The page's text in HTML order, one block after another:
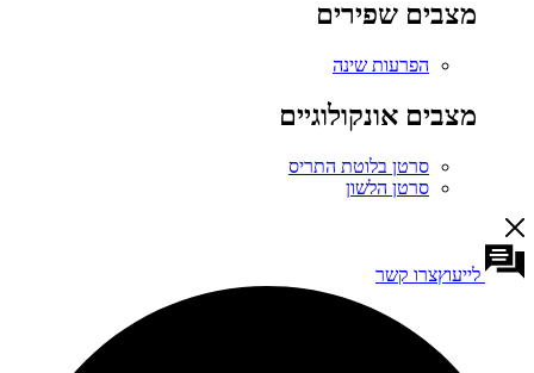
מצבים שפירים
הפרעות שינה
מצבים אונקולוגיים
סרטן בלוטת התריס
סרטן הלשון
לייעוץצרו קשר